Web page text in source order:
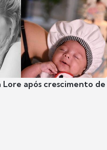
após crescimento de